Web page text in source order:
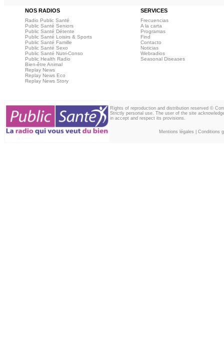
NOS RADIOS SERVICES
Radio Public Santé
Public Santé Seniors
Public Santé Détente
Public Santé Loisirs & Sports
Public Santé Famille
Public Santé Sexo
Public Santé Nutri-Conso
Public Health Radio
Bien-être Animal
Replay News
Replay News Eco
Replay News Story
Frecuencias
A la carta
Programas
Find
Contacto
Noticias
Webradios
Seasonal Diseases
Rights of reproduction and distribution reserved ©
Strictly personal use. The user of the site
in accept and respect its provisions.
Mentions légales Conditions